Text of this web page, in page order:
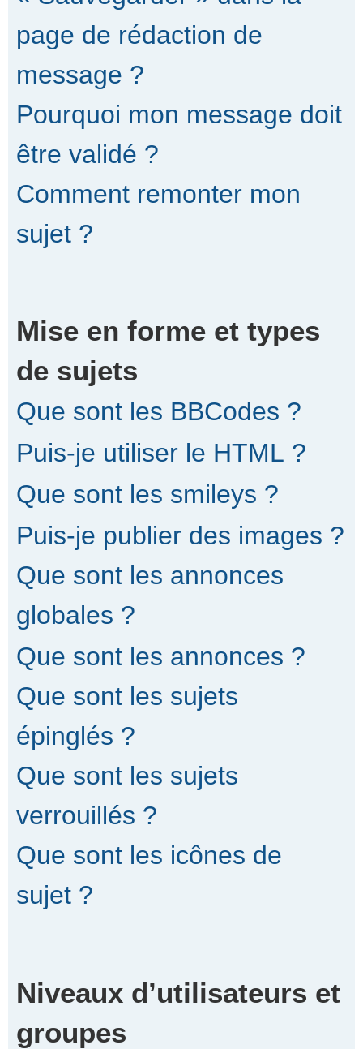
page de rédaction de
message ?
Pourquoi mon message doit
être validé ?
Comment remonter mon
sujet ?
Mise en forme et types
de sujets
Que sont les BBCodes ?
Puis-je utiliser le HTML ?
Que sont les smileys ?
Puis-je publier des images ?
Que sont les annonces
globales ?
Que sont les annonces ?
Que sont les sujets
épinglés ?
Que sont les sujets
verrouillés ?
Que sont les icônes de
sujet ?
Niveaux d’utilisateurs et
groupes